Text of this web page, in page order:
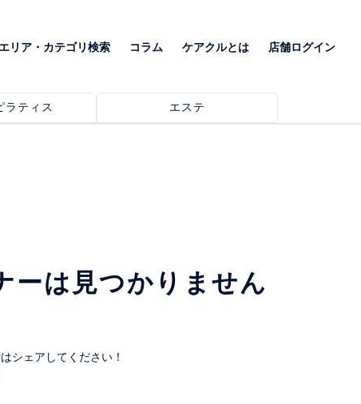
エリア・カテゴリ検索 コラム ケアクルとは 店舗ログイン
ラティス エステ
ーは見つかりません
シェアしてください！